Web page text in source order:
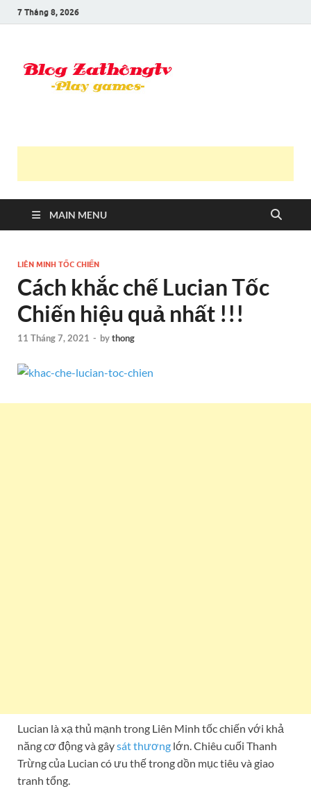
7 Tháng 8, 2026
MAIN MENU
LIÊN MINH TỐC CHIẾN
Cách khắc chế Lucian Tốc
Chiến hiệu quả nhất !!!
11 Tháng 7, 2021 - bythong
Lucian là xạ thủ mạnh trong Liên Minh tốc chiến với khả
năng cơ động và gâysát thương lớn. Chiêu cuối Thanh
Trừng của Lucian có ưu thế trong dồn mục tiêu và giao
tranh tổng.